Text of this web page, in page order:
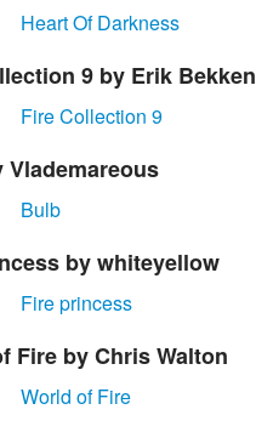
9 by Erik Bekken
Vlademareous
by whiteyellow
Fire by Chris Walton